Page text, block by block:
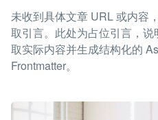
未收到具体文章 URL 或内容
取引言。此处为占位引言，
取实际内容并生成结构化的
Frontmatter。